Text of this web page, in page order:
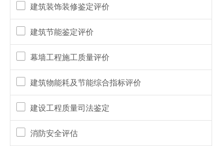
建筑装饰装修鉴定评价
建筑节能鉴定评价
幕墙工程施工质量评价
建筑物能耗及节能综合指标评价
建设工程质量司法鉴定
消防安全评估